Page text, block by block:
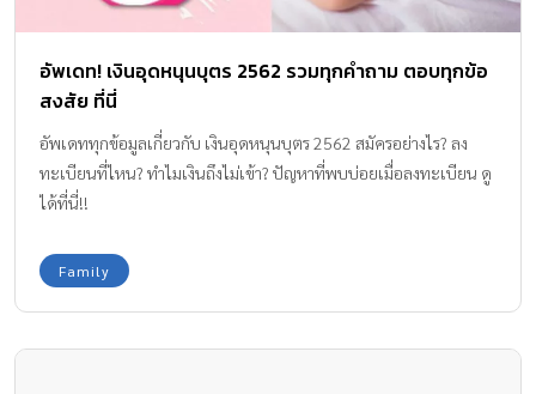
อัพเดท! เงินอุดหนุนบุตร 2562 รวมทุกคำถาม ตอบทุกข้อ
สงสัย ที่นี่
อัพเดททุกข้อมูลเกี่ยวกับ เงินอุดหนุนบุตร 2562 สมัครอย่างไร? ลง
ทะเบียนที่ไหน? ทำไมเงินถึงไม่เข้า? ปัญหาที่พบบ่อยเมื่อลงทะเบียน ดู
ได้ที่นี่!!
Family